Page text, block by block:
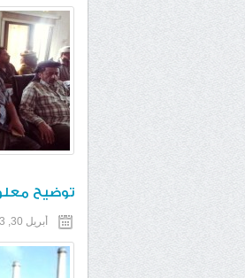
توضيح
أبريل 30, 2023